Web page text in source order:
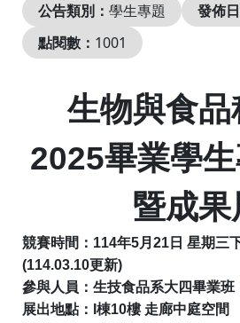
公告類別： 學生專題 發佈
點閱數： 1001
生物與食
2025畢業學
暨成果
競賽時間： 114年5月21日 星期三
(114.03.10更新)
參與人員：生技食品系大四畢業班
展出地點： 棟10樓 走廊中庭空間